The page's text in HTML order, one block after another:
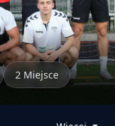
2 Miejsce